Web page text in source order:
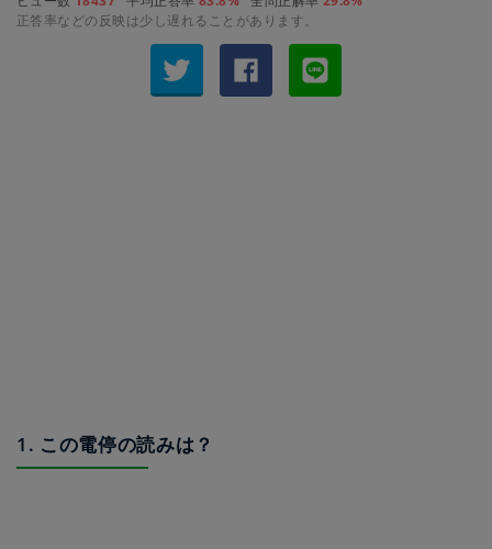
正答率などの反映は少し遅れることがあります。
1. この電停の読みは？